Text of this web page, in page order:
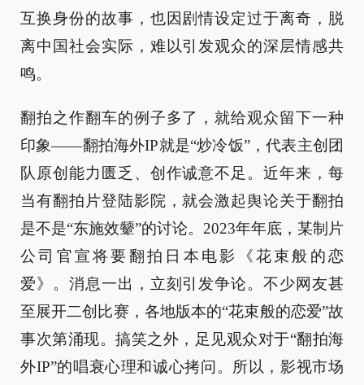
互换身份的故事，也因剧情设定过于离奇，脱
离中国社会实际，难以引发观众的深层情感共
鸣。
翻拍之作翻车的例子多了，就给观众留下一种
印象——翻拍海外IP就是“炒冷饭”，代表主创团
队原创能力匮乏、创作诚意不足。近年来，每
当有翻拍片登陆影院，就会激起舆论关于翻拍
是不是“东施效颦”的讨论。2023年年底，某制片
公司官宣将要翻拍日本电影《花束般的恋
爱》。消息一出，立刻引发争论。不少网友甚
至展开二创比赛，各地版本的“花束般的恋爱”故
事次第涌现。搞笑之外，足见观众对于“翻拍海
外IP”的唱衰心理和诚心拷问。所以，影视市场